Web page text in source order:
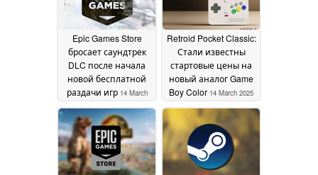
Epic Games Store
бросает саундтрек
DLC после начала
новой бесплатной
раздачи игр 14 March
2025
Retroid Pocket Classic:
Стали известны
стартовые цены на
новый аналог Game
Boy Color 14 March 2025